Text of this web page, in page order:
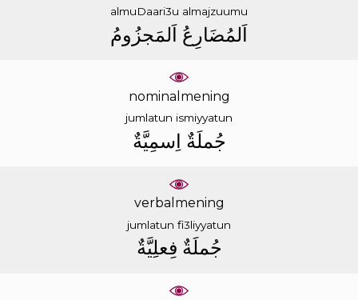
almuDaari3u almajzuumu
ﺍَﻟﻤُﻀَﺎﺭِﻉُ ﺍَﻟﻤَﺠﺰُﻭﻡُ
nominalmening
jumlatun ismiyyatun
ﺟُﻤﻠَﺔٌ ﺍِﺳﻤِﻴَّﺔٌ
verbalmening
jumlatun fi3liyyatun
ﺟُﻤﻠَﺔٌ ﻓِﻌﻠِﻴَّﺔٌ